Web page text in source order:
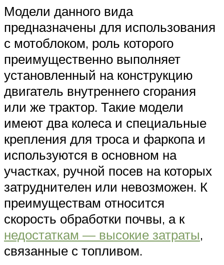
Модели данного вида
предназначены для использования
с мотоблоком, роль которого
преимущественно выполняет
установленный на конструкцию
двигатель внутреннего сгорания
или же трактор. Такие модели
имеют два колеса и специальные
крепления для троса и фаркопа и
используются в основном на
участках, ручной посев на которых
затруднителен или невозможен. К
преимуществам относится
скорость обработки почвы, а к
недостаткам — высокие затраты,
связанные с топливом.